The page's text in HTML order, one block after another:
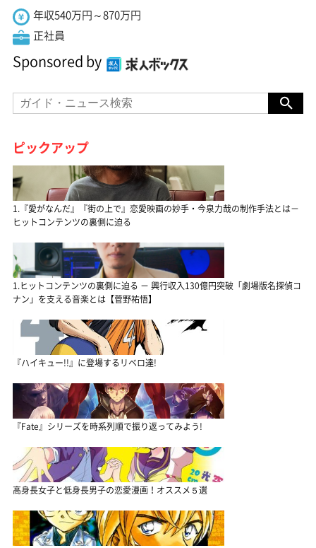
年収540万円～870万円
正社員
Sponsored by
ピックアップ
1.『愛がなんだ』『街の上で』恋愛映画の妙手・今泉力哉の制作手法とは－
ヒットコンテンツの裏側に迫る
1.ヒットコンテンツの裏側に迫る － 興行収入130億円突破「劇場版名探偵コ
ナン」を支える音楽とは【菅野祐悟】
『ハイキュー!!』に登場するリベロ達!
『Fate』シリーズを時系列順で振り返ってみよう!
高身長女子と低身長男子の恋愛漫画！オススメ５選